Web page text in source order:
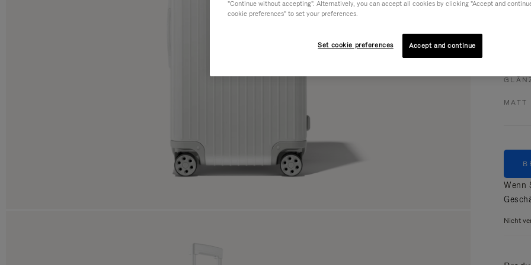
MATT
Wenn
Nicht
"Continue without accepting". Alternatively, you can accept all cookies by clicking "Accept and
cookie preferences" to set your preferences.
Set cookie preferences Accept and continue